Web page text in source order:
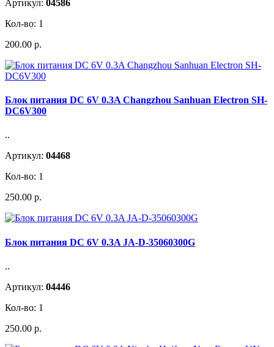
Артикул: 04586
Кол-во: 1
200.00 р.
Блок питания DC 6V 0.3A Changzhou Sanhuan Electron SH-
DC6V300
..
Артикул: 04468
Кол-во: 1
250.00 р.
Блок питания DC 6V 0.3A JA-D-35060300G
..
Артикул: 04446
Кол-во: 1
250.00 р.